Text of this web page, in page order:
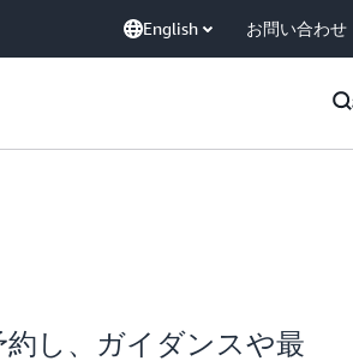
English お問い合わせ
し、ガイダンスや最